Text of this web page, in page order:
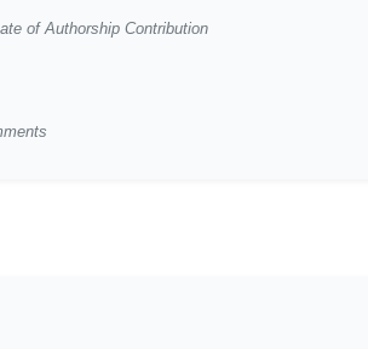
of Authorship Contribution